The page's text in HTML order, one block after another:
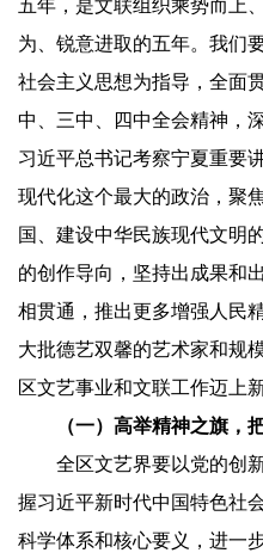
五年，是文联组织乘势而上
为、锐意进取的五年。我们
社会主义思想为指导，全面
中、三中、四中全会精神，
习近平总书记考察宁夏重要
现代化这个最大的政治，聚
国、建设中华民族现代文明
的创作导向，坚持出成果和
相贯通，推出更多增强人民
大批德艺双馨的艺术家和规
区文艺事业和文联工作迈上
（一）高举精神之旗，
全区文艺界要以党的创新
握习近平新时代中国特色社
科学体系和核心要义，进一